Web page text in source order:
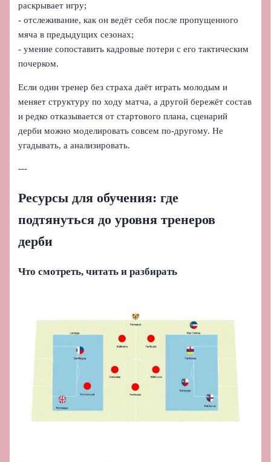
раскрывает игру;
- отслеживание, как он ведёт себя после пропущенного
мяча в предыдущих сезонах;
- умение сопоставить кадровые потери с его тактическим
почерком.
Если один тренер без страха даёт играть молодым и
меняет структуру по ходу матча, а другой бережёт состав
и редко отказывается от стартового плана, сценарий
дерби можно моделировать совсем по-другому. Не
угадывать, а анализировать.
---
Ресурсы для обучения: где
подтянуться до уровня тренеров
дерби
Что смотреть, читать и разбирать